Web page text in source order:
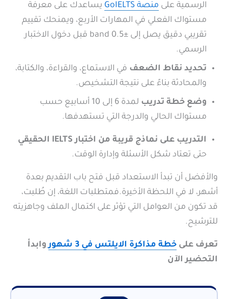
الرسمية على منصة GoIELTS
يساعدك على معرفة
مستواك الفعلي في المهارات الأربع، ويمنحك تقييم
تقريبي دقيق يصل إلى ±0.5 band قبل دخول الاختبار
الرسمي.
تحديد نقاط الضعف في الاستماع، والقراءة، والكتابة،
والمحادثة بناءً على نتيجة التشخيص.
وضع خطة تدريب
لمدة 6 إلى 10 أسابيع حسب
مستواك الحالي والدرجة التي تستهدفها.
التدريب على نماذج قريبة من اختبار IELTS الحقيقي
حتى تعتاد شكل الأسئلة وإدارة الوقت.
والأفضل أن تبدأ الاستعداد قبل فتح باب التقديم بعدة
أشهر، لا في اللحظة الأخيرة.فمتطلبات اللغة، إن طُلبت،
قد تكون من العوامل التي تؤثر على اكتمال الملف وجاهزيته
للترشيح.
تعرف على خطة مذاكرة الايلتس في 3 شهور
وابدأ
التحضير الآن